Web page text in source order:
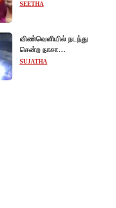
வாபஸ் பெற்றார் சங்கீதா -
நீதிமன்றம்!
SEETHA
விண்வெளியில் நடந்து
சென்ற நாசா
விஞ்ஞானிகள்
SUJATHA